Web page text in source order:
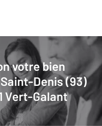
Denis (93)
Vert-Galant
votre